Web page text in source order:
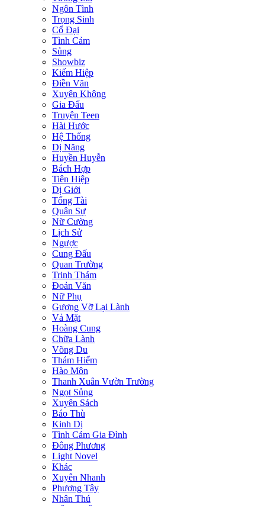
Ngôn Tình
Trọng Sinh
Cổ Đại
Tình Cảm
Sủng
Showbiz
Kiếm Hiệp
Điền Văn
Xuyên Không
Gia Đấu
Truyện Teen
Hài Hước
Hệ Thống
Dị Năng
Huyền Huyễn
Bách Hợp
Tiên Hiệp
Dị Giới
Tổng Tài
Quân Sự
Nữ Cường
Lịch Sử
Ngược
Cung Đấu
Quan Trường
Trinh Thám
Đoản Văn
Nữ Phụ
Gương Vỡ Lại Lành
Vả Mặt
Hoàng Cung
Chữa Lành
Võng Du
Thám Hiểm
Hào Môn
Thanh Xuân Vườn Trường
Ngọt Sủng
Xuyên Sách
Báo Thù
Kinh Dị
Tình Cảm Gia Đình
Đông Phương
Light Novel
Khác
Xuyên Nhanh
Phương Tây
Nhân Thú